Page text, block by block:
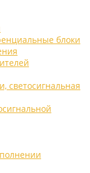
блоки
светосигнальная